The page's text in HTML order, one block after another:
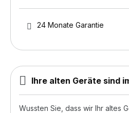
24 Monate Garantie
Ihre alten Geräte sind
Wussten Sie, dass wir Ihr altes